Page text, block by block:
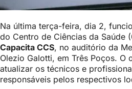
Na última terça-feira, dia 2,
do Centro de Ciências da Saúde
Capacita CCS, no auditório da
Olezio Galotti, em Três Poços. O
atualizar os técnicos e
responsáveis pelos respectivos